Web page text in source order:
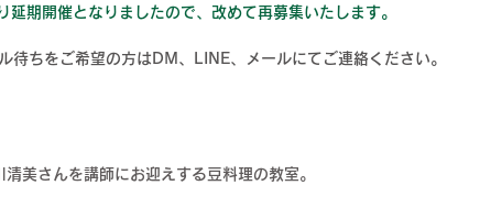
期開催となりましたので、改めて再募集いたします。
ちをご希望の方はDM、LINE、メールにてご連絡ください。
美さんを講師にお迎えする豆料理の教室。